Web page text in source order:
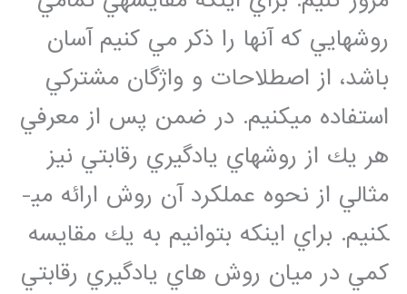
روش­هايي که آنها را ذکر مي کنيم آسان
باشد، از اصطلاحات و واژگان مشترکي
استفاده مي­کنيم. در ضمن پس از معرفي
هر يك از روش­هاي يادگيري رقابتي نيز
مثالي از نحوه عملكرد آن روش ارائه مي­
كنيم. براي اينكه بتوانيم به يك مقايسه
كمي در ميان روش هاي يادگيري رقابتي